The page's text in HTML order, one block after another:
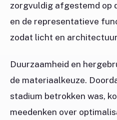
zorgvuldig afgestemd op
en de representatieve
zodat licht en
Duurzaamheid en
de materiaalkeuze.
stadium betrokken was,
meedenken over